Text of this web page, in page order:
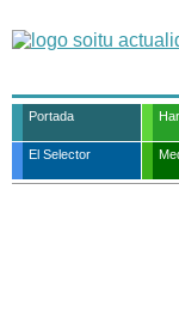
Portada
El Selector